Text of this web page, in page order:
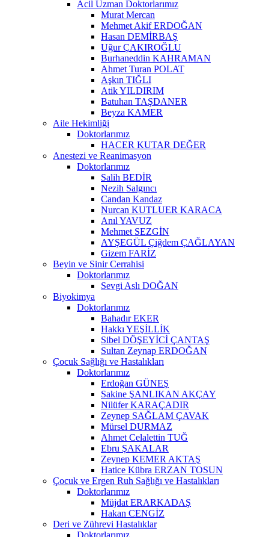
Acil Uzman Doktorlarımız
Murat Mercan
Mehmet Akif ERDOĞAN
Hasan DEMİRBAŞ
Uğur ÇAKIROĞLU
Burhaneddin KAHRAMAN
Ahmet Turan POLAT
Aşkın TIĞLI
Atik YILDIRIM
Batuhan TAŞDANER
Beyza KAMER
Aile Hekimliği
Doktorlarımız
HACER KUTAR DEĞER
Anestezi ve Reanimasyon
Doktorlarımız
Salih BEDİR
Nezih Salgıncı
Candan Kandaz
Nurcan KUTLUER KARACA
Anıl YAVUZ
Mehmet SEZGİN
AYŞEGÜL Çiğdem ÇAĞLAYAN
Gizem FARİZ
Beyin ve Sinir Cerrahisi
Doktorlarımız
Sevgi Aslı DOĞAN
Biyokimya
Doktorlarımız
Bahadır EKER
Hakkı YEŞİLLİK
Sibel DÖŞEYİCİ ÇANTAŞ
Sultan Zeynap ERDOĞAN
Çocuk Sağlığı ve Hastalıkları
Doktorlarımız
Erdoğan GÜNEŞ
Sakine ŞANLIKAN AKÇAY
Nilüfer KARAÇADIR
Zeynep SAĞLAM ÇAVAK
Mürsel DURMAZ
Ahmet Celalettin TUĞ
Ebru ŞAKALAR
Zeynep KEMER AKTAŞ
Hatice Kübra ERZAN TOSUN
Çocuk ve Ergen Ruh Sağlığı ve Hastalıkları
Doktorlarımız
Müjdat ERARKADAŞ
Hakan CENGİZ
Deri ve Zührevi Hastalıklar
Doktorlarımız